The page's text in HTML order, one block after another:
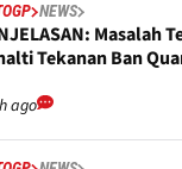
NEWS
Masalah
Tekanan Ban
ago